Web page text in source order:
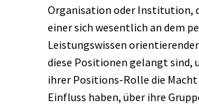
Organisation oder Institution,
einer sich wesentlich an dem
Leistungswissen
diese Positionen gelangt sind,
ihrer Positions-Rolle die Macht
Einfluss haben, über ihre